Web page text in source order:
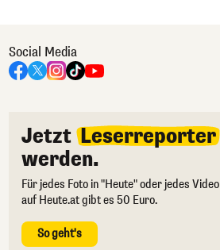
Social Media
Jetzt Leserreporter
werden.
Für jedes Foto in "Heute" oder jedes Video
auf Heute.at gibt es 50 Euro.
So geht's